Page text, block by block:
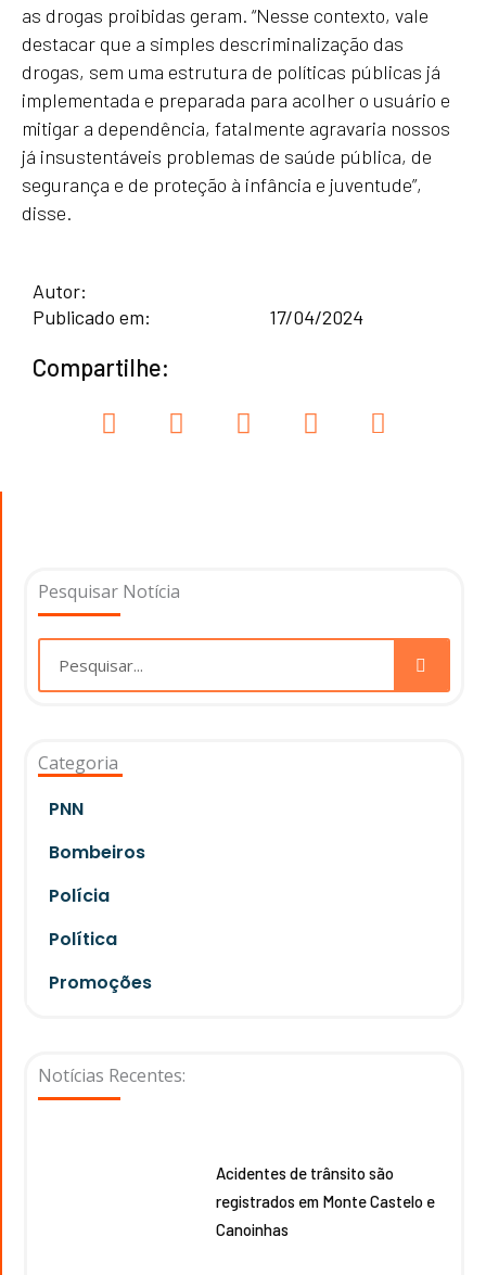
as drogas proibidas geram. “Nesse contexto, vale
destacar que a simples descriminalização das
drogas, sem uma estrutura de políticas públicas já
implementada e preparada para acolher o usuário e
mitigar a dependência, fatalmente agravaria nossos
já insustentáveis problemas de saúde pública, de
segurança e de proteção à infância e juventude”,
disse.
Autor:
Publicado em:
17/04/2024
Compartilhe:
Pesquisar Notícia
Categoria
PNN
Bombeiros
Polícia
Política
Promoções
Notícias Recentes:
Acidentes de trânsito são
registrados em Monte Castelo e
Canoinhas